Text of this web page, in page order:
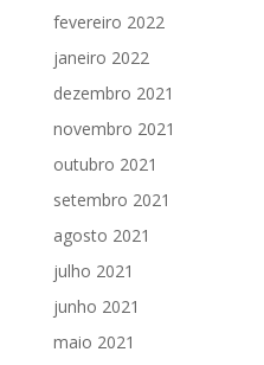
fevereiro 2022
janeiro 2022
dezembro 2021
novembro 2021
outubro 2021
setembro 2021
agosto 2021
julho 2021
junho 2021
maio 2021